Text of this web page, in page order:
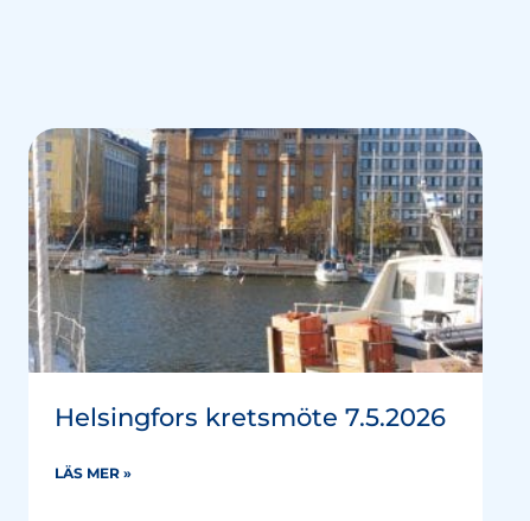
Helsingfors kretsmöte 7.5.2026
LÄS MER »